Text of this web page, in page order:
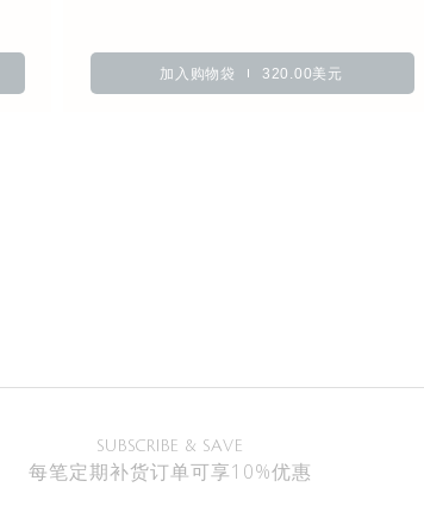
加入购物袋 320.00美元
SUBSCRIBE & SAVE
每笔定期补货订单可享10%优惠